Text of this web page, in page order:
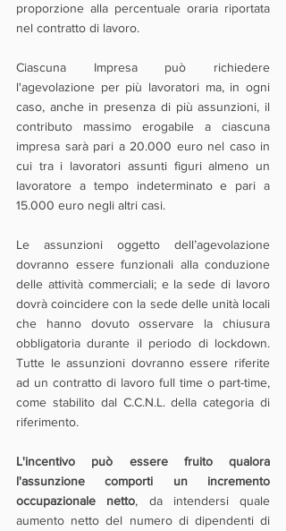
proporzione alla percentuale oraria riportata
nel contratto di lavoro.
Ciascuna Impresa può richiedere
l'agevolazione per più lavoratori ma, in ogni
caso, anche in presenza di più assunzioni, il
contributo massimo erogabile a ciascuna
impresa sarà pari a 20.000 euro nel caso in
cui tra i lavoratori assunti figuri almeno un
lavoratore a tempo indeterminato e pari a
15.000 euro negli altri casi.
Le assunzioni oggetto dell’agevolazione
dovranno essere funzionali alla conduzione
delle attività commerciali; e la sede di lavoro
dovrà coincidere con la sede delle unità locali
che hanno dovuto osservare la chiusura
obbligatoria durante il periodo di lockdown.
Tutte le assunzioni dovranno essere riferite
ad un contratto di lavoro full time o part-time,
come stabilito dal C.C.N.L. della categoria di
riferimento.
L'incentivo può essere fruito qualora
l'assunzione comporti un incremento
occupazionale netto, da intendersi quale
aumento netto del numero di dipendenti di